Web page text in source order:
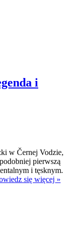
i
w Černej Vodzie,
pierwszą
i tęsknym.
się więcej »